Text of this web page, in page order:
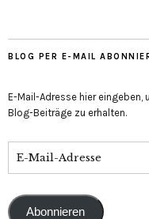
BLOG PER E-MAIL
E-Mail-Adresse hier
Blog-Beiträge zu erhalten.
Abonnieren